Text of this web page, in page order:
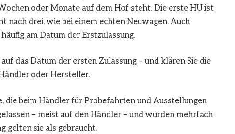
oder Monate auf dem Hof steht. Die erste HU ist
nach drei, wie bei einem echten Neuwagen. Auch
am Datum der Erstzulassung.
das Datum der ersten Zulassung – und klären Sie die
oder Hersteller.
die beim Händler für Probefahrten und Ausstellungen
– meist auf den Händler – und wurden mehrfach
gelten sie als gebraucht.